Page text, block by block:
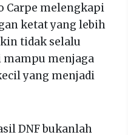
Carpe melengkapi
ketat yang lebih
tidak selalu
menjaga
yang menjadi
DNF bukanlah